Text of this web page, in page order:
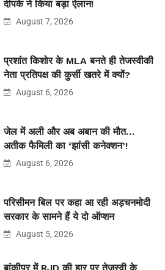
दीपके ने किया बड़ा ऐलान!
August 7, 2026
प्रशांत किशोर के MLA बनते ही तेजस्वीकी
नेता प्रतिपक्ष की कुर्सी खतरे में क्यों?
August 6, 2026
जेल में अली और अब अबान की मौत…
अतीक फैमिली का ‘झांसी कनेक्शन’!
August 6, 2026
परिसीमन बिल पर कहा आ रही अड़चनमोदी
सरकार के सामने हैं ये दो ऑप्शन
August 5, 2026